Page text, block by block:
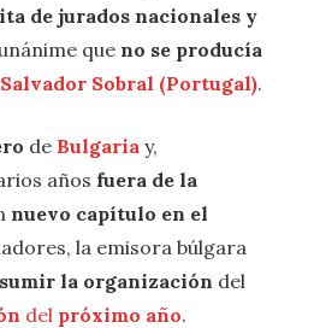
de jurados nacionales y
que no se producía
Salvador Sobral (Portugal).
de Bulgaria y,
años fuera de la
nuevo capítulo en el
la emisora búlgara
la organización del
del próximo año.